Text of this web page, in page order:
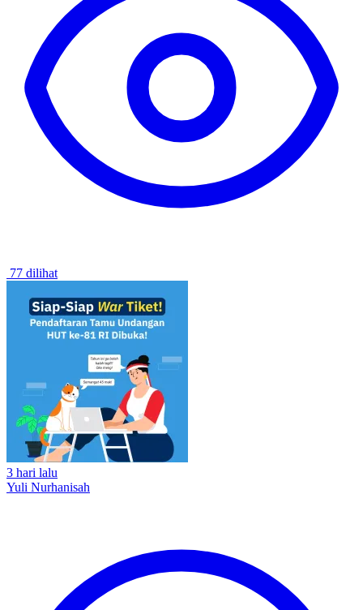
77 dilihat
3 hari lalu
Yuli Nurhanisah